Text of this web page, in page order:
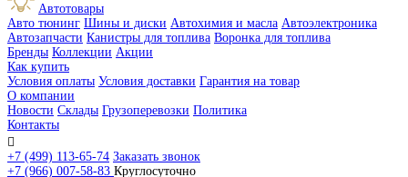
Автотовары
Авто тюнинг Шины и диски Автохимия и масла Автоэлектроника
Автозапчасти Канистры для топлива Воронка для топлива
Бренды Коллекции Акции
Как купить
Условия оплаты Условия доставки Гарантия на товар
О компании
Новости Склады Грузоперевозки Политика
Контакты

+7 (499) 113-65-74 Заказать звонок
+7 (966) 007-58-83 Круглосуточно